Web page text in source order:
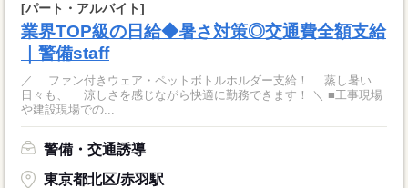
[パート・アルバイト]
業界TOP級の日給◆暑さ対策◎交通費全額支給
｜警備staff
／ ファン付きウェア・ペットボトルホルダー支給！ 蒸し暑い
日々も、 涼しさを感じながら快適に勤務できます！ ＼ ■工事現場
や建設現場での...
警備・交通誘導
東京都北区/赤羽駅